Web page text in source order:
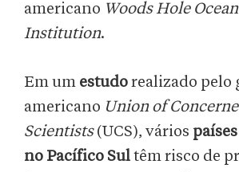
americano Woods Hole
Institution.
Em um estudorealizado pelo
americano Union of
Scientists(UCS), vários
no Pacífico Sultêm risco de